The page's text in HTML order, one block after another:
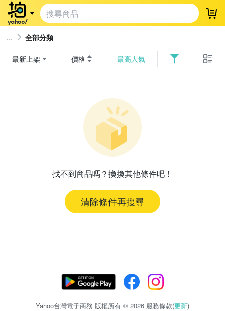
登
全部分類
最新上架 價格 最高人氣
找不到商品嗎？換換其他條件吧！
清除條件再搜尋
Yahoo台灣電子商務 版權所有 © 2026 服務條款(更新)